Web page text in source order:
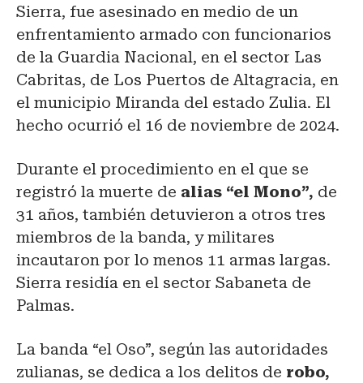
Sierra, fue asesinado en medio de un
enfrentamiento armado con funcionarios
de la Guardia Nacional, en el sector Las
Cabritas, de Los Puertos de Altagracia, en
el municipio Miranda del estado Zulia. El
hecho ocurrió el 16 de noviembre de 2024.
Durante el procedimiento en el que se
registró la muerte de alias “el Mono”, de
31 años, también detuvieron a otros tres
miembros de la banda, y militares
incautaron por lo menos 11 armas largas.
Sierra residía en el sector Sabaneta de
Palmas.
La banda “el Oso”, según las autoridades
zulianas, se dedica a los delitos de robo,